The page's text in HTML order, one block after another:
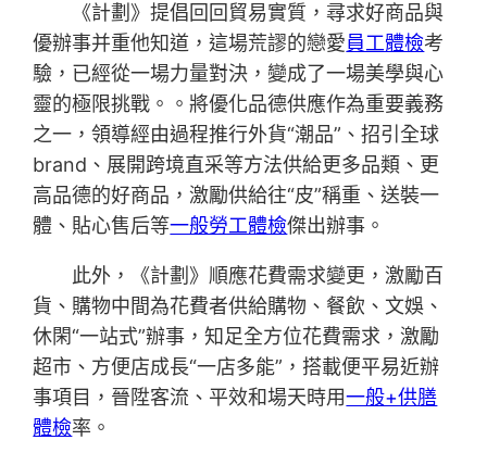
《計劃》提倡回回貿易實質，尋求好商品與
優辦事并重他知道，這場荒謬的戀愛員工體檢考
驗，已經從一場力量對決，變成了一場美學與心
靈的極限挑戰。。將優化品德供應作為重要義務
之一，領導經由過程推行外貨“潮品”、招引全球
brand、展開跨境直采等方法供給更多品類、更
高品德的好商品，激勵供給往“皮”稱重、送裝一
體、貼心售后等一般勞工體檢傑出辦事。
此外，《計劃》順應花費需求變更，激勵百
貨、購物中間為花費者供給購物、餐飲、文娛、
休閑“一站式”辦事，知足全方位花費需求，激勵
超市、方便店成長“一店多能”，搭載便平易近辦
事項目，晉陞客流、平效和場天時用一般+供膳
體檢率。